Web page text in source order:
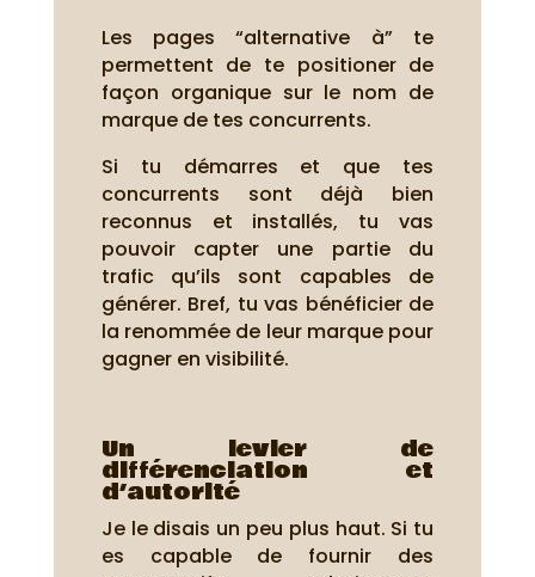
Les pages “alternative à” te
permettent de te positioner de
façon organique sur le nom de
marque de tes concurrents.
Si tu démarres et que tes
concurrents sont déjà bien
reconnus et installés, tu vas
pouvoir capter une partie du
trafic qu’ils sont capables de
générer. Bref, tu vas bénéficier de
la renommée de leur marque pour
gagner en visibilité.
Un levier de
différenciation et
d’autorité
Je le disais un peu plus haut. Si tu
es capable de fournir des